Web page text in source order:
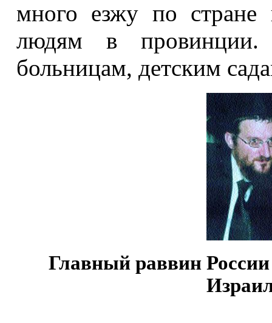
много езжу по стране
людям в
больницам, детским
Главный раввин